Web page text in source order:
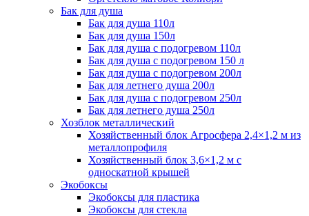
Бак для душа
Бак для душа 110л
Бак для душа 150л
Бак для душа с подогревом 110л
Бак для душа с подогревом 150 л
Бак для душа с подогревом 200л
Бак для летнего душа 200л
Бак для душа с подогревом 250л
Бак для летнего душа 250л
Хозблок металлический
Хозяйственный блок Агросфера 2,4×1,2 м из
металлопрофиля
Хозяйственный блок 3,6×1,2 м с
односкатной крышей
Экобоксы
Экобоксы для пластика
Экобоксы для стекла